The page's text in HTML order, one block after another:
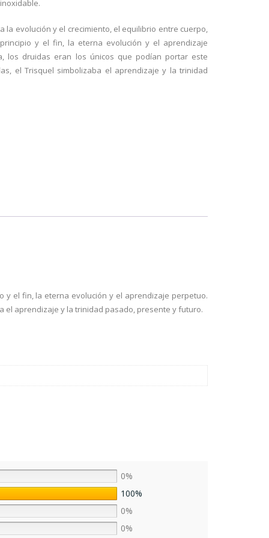
la evolución y el crecimiento, el equilibrio entre cuerpo,
y el fin, la eterna evolución y el aprendizaje
los druidas eran los únicos que podían portar este
el Trisquel simbolizaba el aprendizaje y la trinidad
y el fin, la eterna evolución y el aprendizaje perpetuo.
el aprendizaje y la trinidad pasado, presente y futuro.
0%
100%
0%
0%